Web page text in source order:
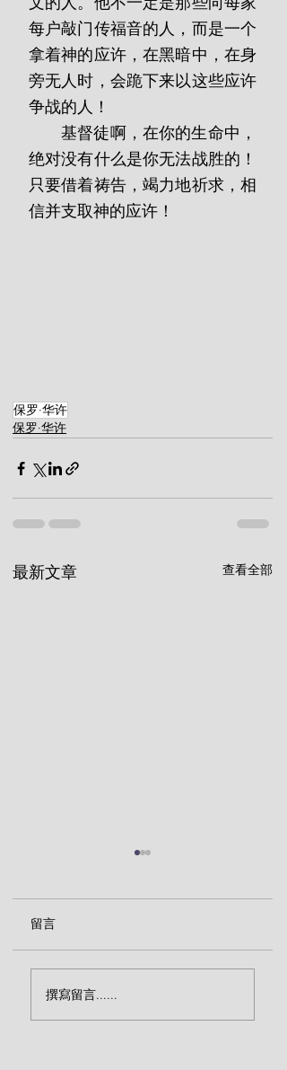
每户敲门传福音的人，而是一个
拿着神的应许，在黑暗中，在身
旁无人时，会跪下来以这些应许
争战的人！
       基督徒啊，在你的生命中，
绝对没有什么是你无法战胜的！
只要借着祷告，竭力地祈求，相
信并支取神的应许！
保罗·华许
保罗·华许
最新文章 查看全部
华许、提姆·康维）
留言
撰寫留言......